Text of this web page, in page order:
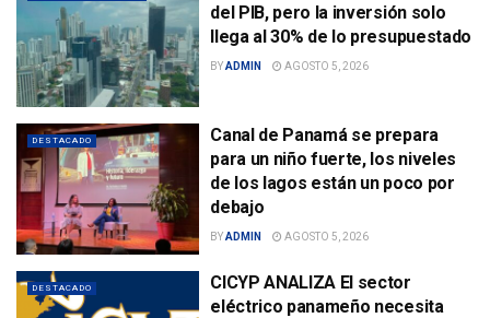
del PIB, pero la inversión solo
llega al 30% de lo presupuestado
BYADMIN AGOSTO 5, 2026
DESTACADO
Canal de Panamá se prepara
para un niño fuerte, los niveles
de los lagos están un poco por
debajo
BYADMIN AGOSTO 5, 2026
DESTACADO
CICYP ANALIZA El sector
eléctrico panameño necesita